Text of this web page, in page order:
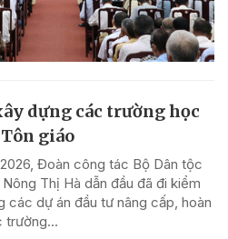
dựng các trường học
giáo
Đoàn công tác Bộ Dân tộc
Thị Hà dẫn đầu đã đi kiểm
dự án đầu tư nâng cấp, hoàn
trường...